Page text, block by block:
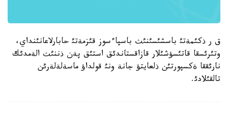
ق ر ذكئمةتئ باسشئسئنئث باسپاءسوز قئزمةتئ حابارلاعانئنداي،
وتئرئسقا قاتئسؤشئلار قازاقستاندئق استئق پةن ذننئث الةمدئك
نارئققا ةكسپورتئن ذلعايتؤ جانة ونئ قولداؤ ماسةلةلةرئن
تالقئلادئ.